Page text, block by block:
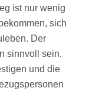
ist nur wenig
sich
Der
sinnvoll sein,
und die